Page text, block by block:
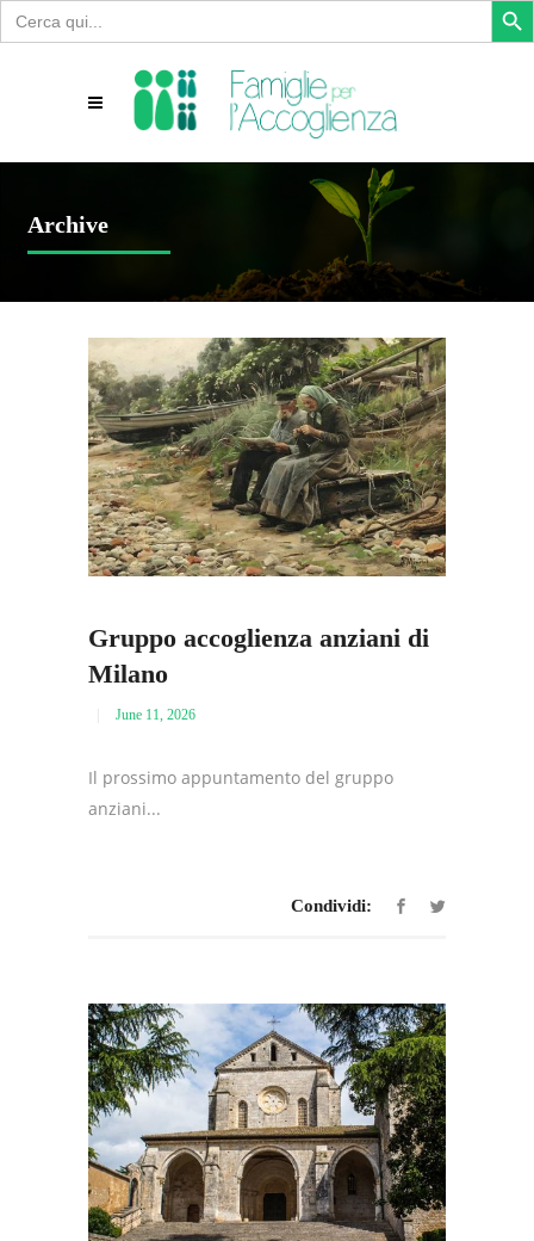
Search
for:
Archive
Gruppo accoglienza anziani di
Milano
June 11, 2026
Il prossimo appuntamento del gruppo
anziani...
Condividi: